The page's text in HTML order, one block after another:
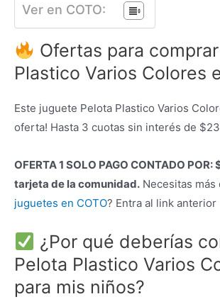
Ver en COTO:
Ofertas para
Plastico Varios Colores
Este juguete Pelota Plastico Varios
oferta! Hasta 3 cuotas sin interés de
OFERTA 1 SOLO PAGO CONTADO POR:
tarjeta de la comunidad. Necesitas
juguetes en COTO? Entra al link anterior
¿Por qué deberías
Pelota Plastico Varios
para mis niños?